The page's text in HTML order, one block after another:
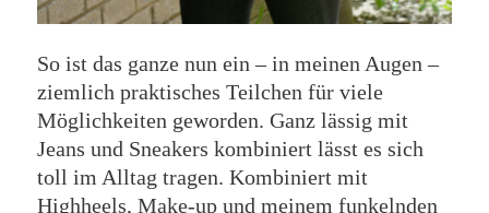
So ist das ganze nun ein – in meinen Augen –
ziemlich praktisches Teilchen für viele
Möglichkeiten geworden. Ganz lässig mit
Jeans und Sneakers kombiniert lässt es sich
toll im Alltag tragen. Kombiniert mit
Highheels, Make-up und meinem funkelnden